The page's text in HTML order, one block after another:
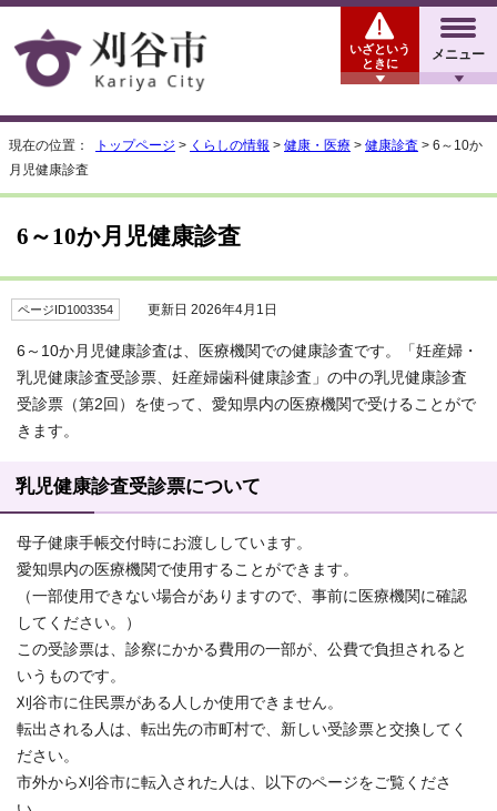
メニュー
いざという
ときに
現在の位置： トップページ > くらしの情報 > 健康・医療 > 健康診査 > 6～10か
月児健康診査
6～10か月児健康診査
ページID1003354 更新日 2026年4月1日
6～10か月児健康診査は、医療機関での健康診査です。「妊産婦・
乳児健康診査受診票、妊産婦歯科健康診査」の中の乳児健康診査
受診票（第2回）を使って、愛知県内の医療機関で受けることがで
きます。
乳児健康診査受診票について
母子健康手帳交付時にお渡ししています。
愛知県内の医療機関で使用することができます。
（一部使用できない場合がありますので、事前に医療機関に確認
してください。）
この受診票は、診察にかかる費用の一部が、公費で負担されると
いうものです。
刈谷市に住民票がある人しか使用できません。
転出される人は、転出先の市町村で、新しい受診票と交換してく
ださい。
市外から刈谷市に転入された人は、以下のページをご覧くださ